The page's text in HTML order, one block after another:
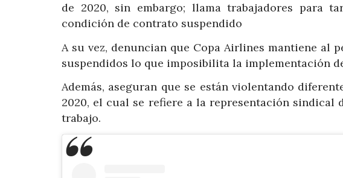
de 2020, sin embargo; llama trabajadores para
condición de contrato suspendido
A su vez, denuncian que Copa Airlines mantiene al
suspendidos lo que imposibilita la implementación
Además, aseguran que se están violentando
2020, el cual se refiere a la representación sindical
trabajo.